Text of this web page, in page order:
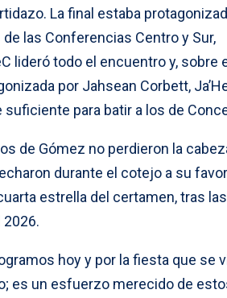
La final estaba
las Conferencias Centro y Sur,
lideró todo el encuentro y, sobre
por Jahsean Corbett,
para batir a los de
de Gómez no perdieron la
durante el cotejo a su
estrella del certamen, tras las
2026.
hoy y por la fiesta que se
es un esfuerzo merecido de